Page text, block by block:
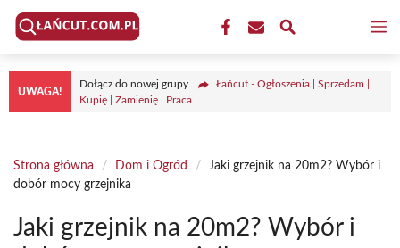
Przejdź
treści
UWAGA!
Dołącz do nowej grupy
Łańcut - Ogłoszenia | Sprzedam |
Kupię | Zamienię | Praca
Strona główna / Dom i Ogród /
Jaki grzejnik na 20m2? Wybór i
dobór mocy grzejnika
Jaki grzejnik na 20m2? Wybór i